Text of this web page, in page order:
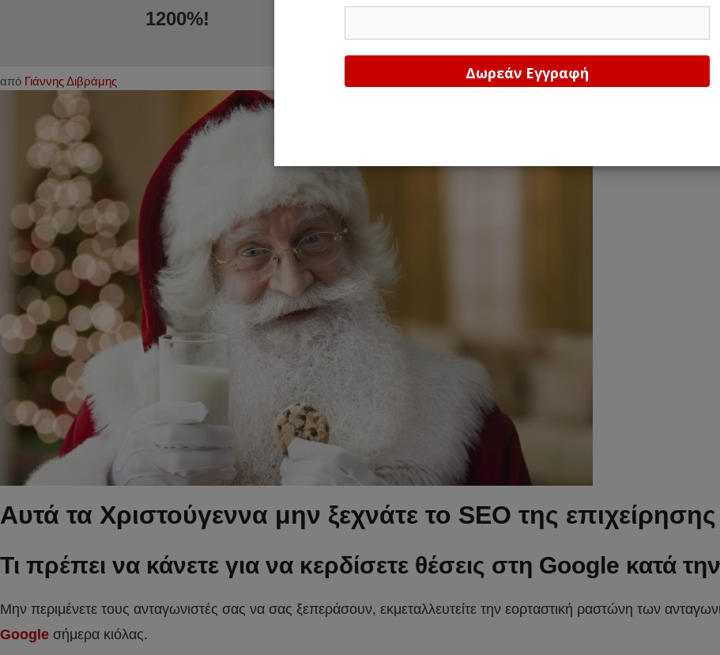
1200%!
από Γιάννης Διβράμης
Αυτά τα Χριστούγεννα μην ξεχνάτε το SEO της
Τι πρέπει να κάνετε για να κερδίσετε θέσεις στη Google κατά
Μην περιμένετε τους ανταγωνιστές σας να σας ξεπεράσουν, εκμεταλλευτείτε την εορταστική ραστώνη των
Google σήμερα κιόλας.